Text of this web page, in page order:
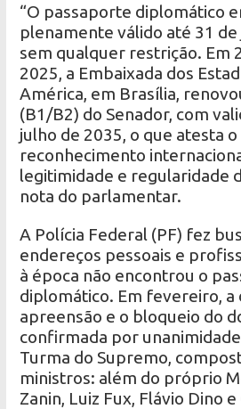
“O passaporte diplomático
plenamente válido até 31 de
sem qualquer restrição. Em
2025, a Embaixada dos
América, em Brasília,
(B1/B2) do Senador, com
julho de 2035, o que atesta
reconhecimento
legitimidade e regularidade
nota do parlamentar.
A Polícia Federal (PF) fez
endereços pessoais e
à época não encontrou o
diplomático. Em fevereiro, a
apreensão e o bloqueio do
confirmada por
Turma do Supremo,
ministros: além do próprio
Zanin, Luiz Fux, Flávio Dino